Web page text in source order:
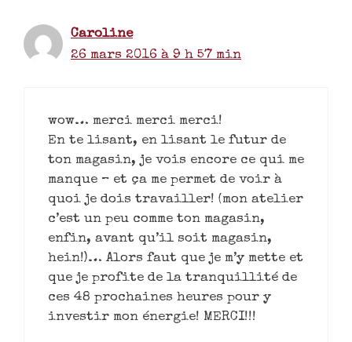
Caroline
26 mars 2016 à 9 h 57 min
wow… merci merci merci!
En te lisant, en lisant le futur de
ton magasin, je vois encore ce qui me
manque – et ça me permet de voir à
quoi je dois travailler! (mon atelier
c’est un peu comme ton magasin,
enfin, avant qu’il soit magasin,
hein!)… Alors faut que je m’y mette et
que je profite de la tranquillité de
ces 48 prochaines heures pour y
investir mon énergie! MERCI!!!